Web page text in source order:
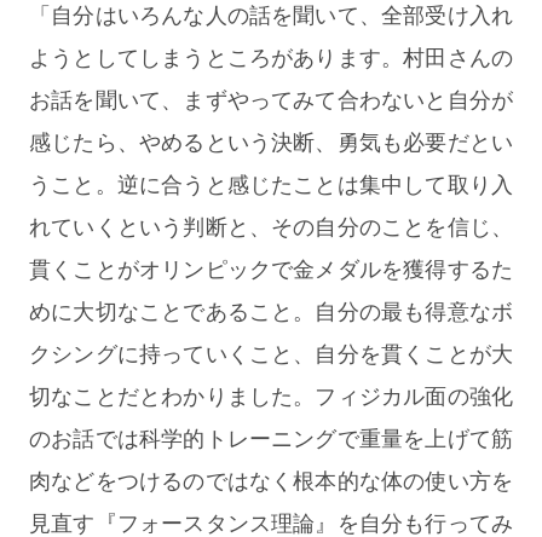
「自分はいろんな人の話を聞いて、全部受け入れ
ようとしてしまうところがあります。村田さんの
お話を聞いて、まずやってみて合わないと自分が
感じたら、やめるという決断、勇気も必要だとい
うこと。逆に合うと感じたことは集中して取り入
れていくという判断と、その自分のことを信じ、
貫くことがオリンピックで金メダルを獲得するた
めに大切なことであること。自分の最も得意なボ
クシングに持っていくこと、自分を貫くことが大
切なことだとわかりました。フィジカル面の強化
のお話では科学的トレーニングで重量を上げて筋
肉などをつけるのではなく根本的な体の使い方を
見直す『フォースタンス理論』を自分も行ってみ